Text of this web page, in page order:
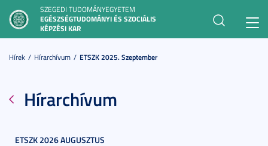
SZEGEDI TUDOMÁNYEGYETEM
EGÉSZSÉGTUDOMÁNYI ÉS SZOCIÁLIS
KÉPZÉSI KAR
Hírek Hírarchívum ETSZK 2025. Szeptember
Hírarchívum
ETSZK 2026 AUGUSZTUS